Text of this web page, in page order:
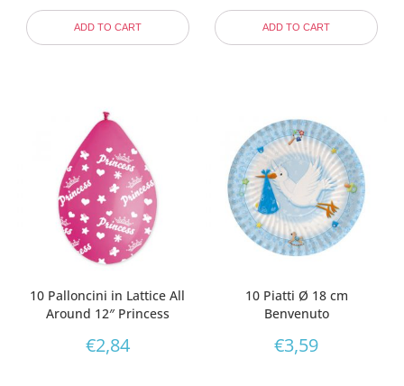
ADD TO CART ADD TO CART
10 Palloncini in Lattice All
Around 12″ Princess
€2,84
10 Piatti Ø 18 cm
Benvenuto
€3,59